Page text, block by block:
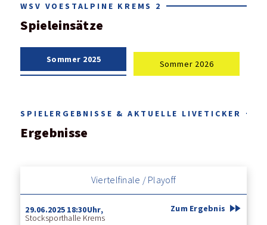
WSV VOESTALPINE KREMS 2
Spieleinsätze
Sommer 2025 Sommer 2026
SPIELERGEBNISSE & AKTUELLE LIVETICKER
Ergebnisse
Viertelfinale / Playoff
29.06.2025 18:30Uhr,
Stocksporthalle Krems
Zum Ergebnis fast_forward